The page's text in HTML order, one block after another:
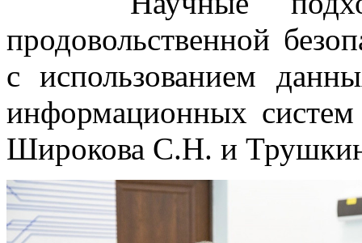
продовольственной
с использованием
информационных
Широкова С.Н. и